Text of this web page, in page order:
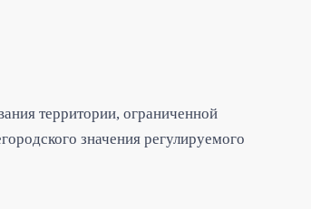
территории, ограниченной
значения регулируемого